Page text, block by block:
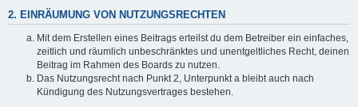
2. EINRÄUMUNG VON NUTZUNGSRECHTEN
Mit dem Erstellen eines Beitrags erteilst du dem Betreiber ein einfaches,
zeitlich und räumlich unbeschränktes und unentgeltliches Recht, deinen
Beitrag im Rahmen des Boards zu nutzen.
Das Nutzungsrecht nach Punkt 2, Unterpunkt a bleibt auch nach
Kündigung des Nutzungsvertrages bestehen.